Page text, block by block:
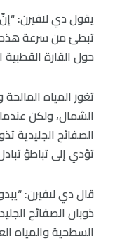
يقول دي لافيرن: “إنّ
تبطئ من سرعة هذه
حول القارة القطبية
تغور المياه المالحة
الشمال، ولكن
الصفائح الجليدية
تؤدي إلى تباطؤ
قال دي لافيرن:
ذوبان الصفائح
السطحية والمياه